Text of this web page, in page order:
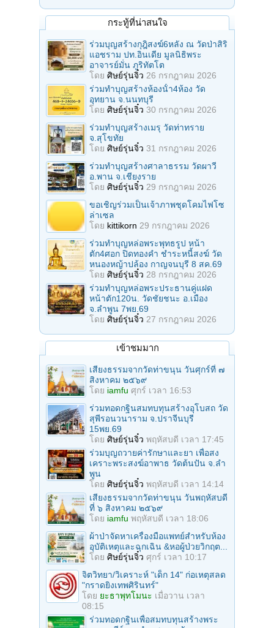
กระทู้ที่น่าสนใจ
ร่วมบุญสร้างกุฎิสงฆ์6หลัง ณ วัดป่าสิริ
แอชราม ปท.อินเดีย มูลนิธิพระ
อาจารย์มั่น ภูริทัตโต
โดย ศิษย์รุ่นจิ๋ว 26 กรกฎาคม 2026
ร่วมทําบุญสร้างห้องนั้า4ห้อง วัด
อุทยาน จ.นนทบุรี
โดย ศิษย์รุ่นจิ๋ว 30 กรกฎาคม 2026
ร่วมทําบุญสร้างเมรุ วัดท่าทราย
จ.สุโขทัย
โดย ศิษย์รุ่นจิ๋ว 31 กรกฎาคม 2026
ร่วมทําบุญสร้างศาลาธรรม วัดผาวี
อ.พาน จ.เชียงราย
โดย ศิษย์รุ่นจิ๋ว 29 กรกฎาคม 2026
ขอเชิญร่วมเป็นเจ้าภาพชุดโคมไฟโซ
ล่าเซล
โดย kittikorn 29 กรกฎาคม 2026
ร่วมทําบุญหล่อพระพุทธรูป หน้า
ตัก4ศอก ปิดทองคํา ชําระหนี้สงฆ์ วัด
หนองหญ้าปล้อง กาญจนบุรี 8 สค.69
โดย ศิษย์รุ่นจิ๋ว 28 กรกฎาคม 2026
ร่วมทําบุญหล่อพระประธานคู่แฝด
หน้าตัก120น. วัดชัยชนะ อ.เมือง
จ.ลำพูน 7พย.69
โดย ศิษย์รุ่นจิ๋ว 27 กรกฎาคม 2026
เข้าชมมาก
เสียงธรรมจากวัดท่าขนุน วันศุกร์ที่ ๗
สิงหาคม ๒๕๖๙
โดย iamfu ศุกร์ เวลา 16:53
ร่วมทอดกฐินสมทบทุนสร้างอุโบสถ วัด
สุพีรอนวนาราม จ.ปราจีนบุรี
15พย.69
โดย ศิษย์รุ่นจิ๋ว พฤหัสบดี เวลา 17:45
ร่วมบุญถวายค่ารักษาและยา เพื่อสง
เคราะพระสงฆ์อาพาธ วัดต้นปัน จ.ลํา
พูน
โดย ศิษย์รุ่นจิ๋ว พฤหัสบดี เวลา 14:14
เสียงธรรมจากวัดท่าขนุน วันพฤหัสบดี
ที่ ๖ สิงหาคม ๒๕๖๙
โดย iamfu พฤหัสบดี เวลา 18:06
ผ้าป่าจัดหาเครื่องมือแพทย์สำหรับห้อง
อุบัติเหตุและฉุกเฉิน &หอผู้ป่วยวิกฤต...
โดย ศิษย์รุ่นจิ๋ว ศุกร์ เวลา 10:17
จิตวิทยา/วิเคราะห์ "เด็ก 14" ก่อเหตุสลด
"กราดยิงเทพศิรินทร์"
โดย ยะธาพุทโมนะ เมื่อวาน เวลา
08:15
ร่วมทอดกฐินเพื่อสมทบทุนสร้างพระ